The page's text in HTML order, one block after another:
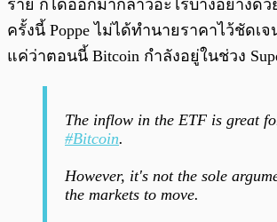
ราย ก็ได้ออกมากล่าวอะไรบางอย่างด้
ครั้งนี้ Poppe ไม่ได้ทำนายราคาไว้ชัดเ
แค่ว่าตอนนี้ Bitcoin กำลังอยู่ในช่วง
The inflow in the ETF is great
#Bitcoin.
However, it's not the sole
the markets to move.